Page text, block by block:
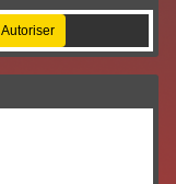
Autoriser